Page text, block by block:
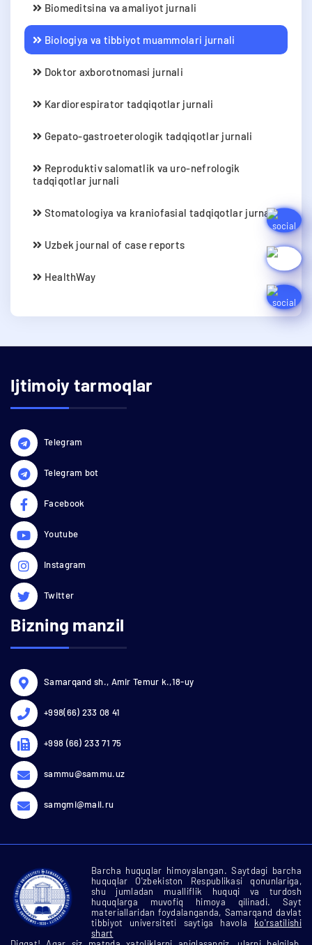
Biomeditsina va amaliyot jurnali
Biologiya va tibbiyot muammolari jurnali
Doktor axborotnomasi jurnali
Kardiorespirator tadqiqotlar jurnali
Gepato-gastroeterologik tadqiqotlar jurnali
Reproduktiv salomatlik va uro-nefrologik
tadqiqotlar jurnali
Stomatologiya va kraniofasial tadqiqotlar jurnali
Uzbek journal of case reports
HealthWay
Ijtimoiy tarmoqlar
Telegram
Telegram bot
Facebook
Youtube
Instagram
Twitter
Bizning manzil
Samarqand sh., Amir Temur k.,18-uy
+998(66) 233 08 41
+998 (66) 233 71 75
sammu@sammu.uz
samgmi@mail.ru
Barcha huquqlar himoyalangan. Saytdagi barcha
huquqlar O'zbekiston Respublikasi qonunlariga,
shu jumladan mualliflik huquqi va turdosh
huquqlarga muvofiq himoya qilinadi. Sayt
materiallaridan foydalanganda, Samarqand davlat
tibbiyot universiteti saytiga havola ko'rsatilishi
shart